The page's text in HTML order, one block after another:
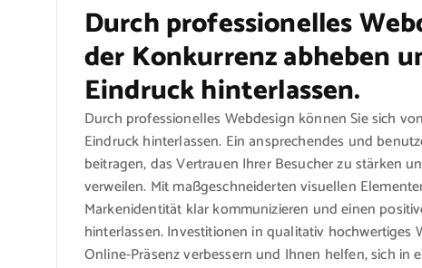
Durch professionelles
der Konkurrenz abheben
Eindruck hinterlassen.
Durch professionelles Webdesign können Sie sich
Eindruck hinterlassen. Ein ansprechendes und
beitragen, das Vertrauen Ihrer Besucher zu stärken
verweilen. Mit maßgeschneiderten visuellen
Markenidentität klar kommunizieren und einen
hinterlassen. Investitionen in qualitativ hochwertiges
Online-Präsenz verbessern und Ihnen helfen, sich